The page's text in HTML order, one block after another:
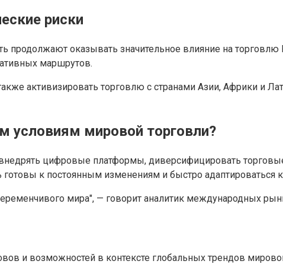
риски
оказывать значительное влияние на торговлю
маршрутов.
активизировать торговлю с странами Азии, Африки и
условиям мировой торговли?
цифровые платформы, диверсифицировать
к постоянным изменениям и быстро адаптироваться
мира", — говорит аналитик международных
и возможностей в контексте глобальных трендов